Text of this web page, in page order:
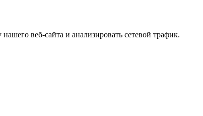
веб-сайта и анализировать сетевой трафик.